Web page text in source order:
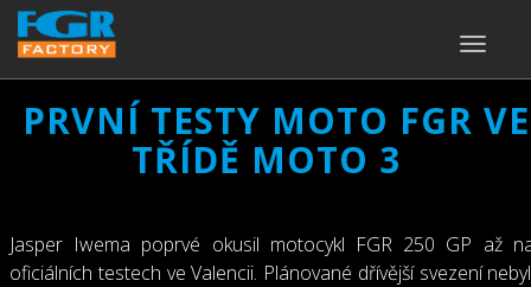
TOGGLE
PRVNÍ TESTY MOTO FGR VE
TŘÍDĚ MOTO 3
Jasper Iwema poprvé okusil motocykl FGR 250 GP až
oficiálních testech ve Valencii. Plánované dřívější svezení